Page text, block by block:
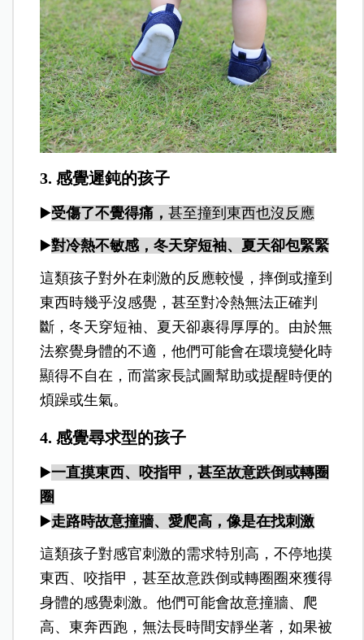
3. 感覺遲鈍的孩子
▶️受傷了不覺得痛 ，甚至撞到東西也沒反應
▶️對冷熱不敏感，冬天穿短袖、夏天卻包緊緊
這類孩子對外在刺激的反應較慢，摔倒或撞到
東西時幾乎沒感覺，甚至對冷熱無法正確判
斷，冬天穿短袖、夏天卻裹得厚厚的。由於無
法察覺身體的不適，他們可能會在環境變化時
顯得不自在，而當家長試圖幫助或提醒時便的
煩躁或生氣。
4. 感覺尋求型的孩子
▶️一直摸東西、咬指甲，甚至故意跌倒或轉圈
圈
▶️走路時故意撞牆、愛爬高，像是在找刺激
這類孩子對感官刺激的需求特別高，不停地摸
東西、咬指甲，甚至故意跌倒或轉圈圈來獲得
身體的感覺刺激。他們可能會故意撞牆、爬
高、東奔西跑，無法長時間安靜坐著，如果被